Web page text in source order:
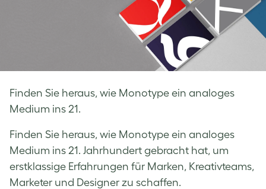
Finden Sie heraus, wie Monotype ein analoges
Medium ins 21.
Finden Sie heraus, wie Monotype ein analoges
Medium ins 21. Jahrhundert gebracht hat, um
erstklassige Erfahrungen für Marken, Kreativteams,
Marketer und Designer zu schaffen.